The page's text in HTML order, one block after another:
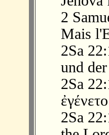
2
Mais
2Sa
und
2Sa
2Sa